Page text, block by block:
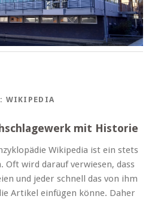
WIKIPEDIA
mit Historie
Wikipedia ist ein stets
Oft wird darauf verwiesen, dass
und jeder schnell das von ihm
Artikel einfügen könne. Daher